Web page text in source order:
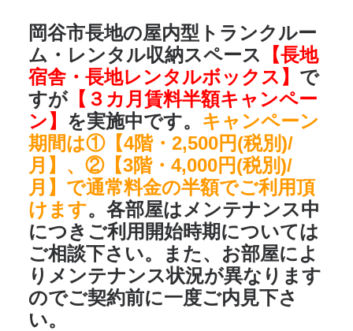
岡谷市長地の屋内型トランクルー
ム・レンタル収納スペース
【長地
宿舎・長地レンタルボックス】 で
すが【３カ月賃料半額キャンペー
ン】 を実施中です。 キャンペーン
期間は①【4階・2,500円(税別)/
月】、②【3階・4,000円(税別)/
月】で通常料金の半額でご利用頂
けます。各部屋はメンテナンス中
につきご利用開始時期については
ご相談下さい。また、お部屋によ
りメンテナンス状況が異なります
のでご契約前に一度ご内見下さ
い。